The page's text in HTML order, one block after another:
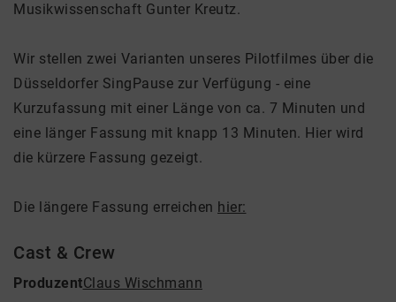
Musikwissenschaft Gunter Kreutz.
Wir stellen zwei Varianten unseres Pilotfilmes über die
Düsseldorfer SingPause zur Verfügung - eine
Kurzufassung mit einer Länge von ca. 7 Minuten und
eine länger Fassung mit knapp 13 Minuten. Hier wird
die kürzere Fassung gezeigt.
Die längere Fassung erreichen hier:
Cast & Crew
ProduzentClaus Wischmann